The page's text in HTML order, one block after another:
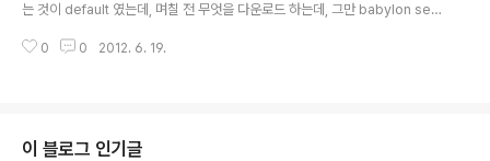
는 것이 default 였는데, 며칠 전 무엇을 다운로드 하는데, 그만 babylon sea
버리려고 하는데, 도저히 안 되네요. 무엇을 해야 bablyon search 초기 화면
p://gmail.com * google을 home으로 하고자 하시는 경우 [alt]->[도구]..
0 0 2012. 6. 19.
이 블로그 인기글